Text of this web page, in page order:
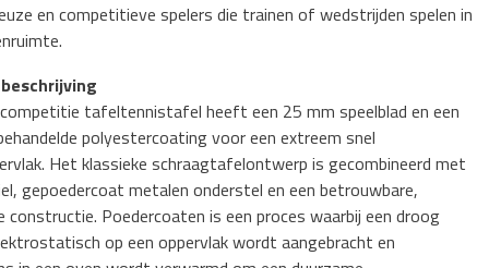
en competitieve spelers die trainen of wedstrijden spelen in
tafeltennistafel heeft een 25 mm speelblad en een
polyestercoating voor een extreem snel
Het klassieke schraagtafelontwerp is gecombineerd met
gepoedercoat metalen onderstel en een betrouwbare,
constructie. Poedercoaten is een proces waarbij een droog
op een oppervlak wordt aangebracht en